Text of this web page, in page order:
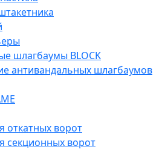
шлагбаумы BLOCK
антивандальных шлагбаумов
откатных ворот
секционных ворот